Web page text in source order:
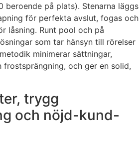
beroende på plats). Stenarna läggs
för perfekta avslut, fogas och
låsning. Runt pool och på
som tar hänsyn till rörelser
minimerar sättningar,
frostsprängning, och ger en solid,
trygg
och nöjd-kund-